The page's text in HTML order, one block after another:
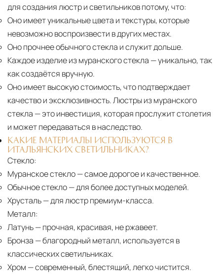
для создания люстр и светильников потому, что:
Оно имеет уникальные цвета и текстуры, которые
невозможно воспроизвести в других местах.
Оно прочнее обычного стекла и служит дольше.
Каждое изделие из муранского стекла — уникально, так
как создаётся вручную.
Оно имеет высокую стоимость, что подтверждает
качество и эксклюзивность. Люстры из муранского
стекла — это инвестиция, которая прослужит столетия
и может передаваться в наследство.
КАКИЕ МАТЕРИАЛЫ ИСПОЛЬЗУЮТСЯ В
ИТАЛЬЯНСКИХ СВЕТИЛЬНИКАХ?
Стекло:
Муранское стекло— самое дорогое и качественное.
Обычное стекло— для более доступных моделей.
Хрусталь— для люстр премиум-класса.
Металл:
Латунь— прочная, красивая, не ржавеет.
Бронза — благородный металл, используется в
классических светильниках.
Хром — современный, блестящий, легко чистится.